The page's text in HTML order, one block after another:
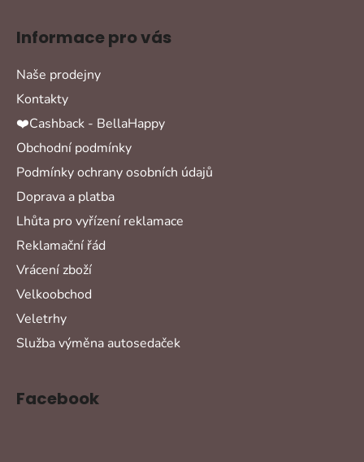
Informace pro vás
Naše prodejny
Kontakty
❤️Cashback - BellaHappy
Obchodní podmínky
Podmínky ochrany osobních údajů
Doprava a platba
Lhůta pro vyřízení reklamace
Reklamační řád
Vrácení zboží
Velkoobchod
Veletrhy
Služba výměna autosedaček
Facebook